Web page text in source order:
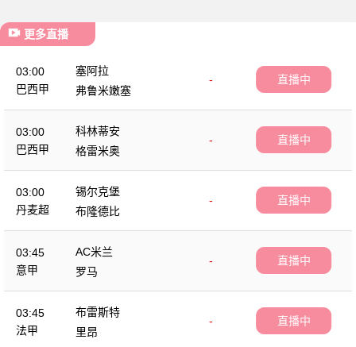
更多直播
03:00
巴西甲
塞阿拉
-
弗鲁米嫩塞
直播中
03:00
巴西甲
科林蒂安
-
格雷米奥
直播中
03:00
丹麦超
锡尔克堡
-
布隆德比
直播中
03:45
意甲
AC米兰
-
罗马
直播中
03:45
法甲
布雷斯特
-
里昂
直播中